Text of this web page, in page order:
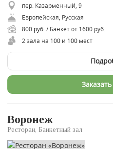
пер. Казарменный, 9
Европейская, Русская
800 руб. / Банкет от 1600 руб.
2 зала на 100 и 100 мест
Воронеж
Ресторан, Банкетный зал